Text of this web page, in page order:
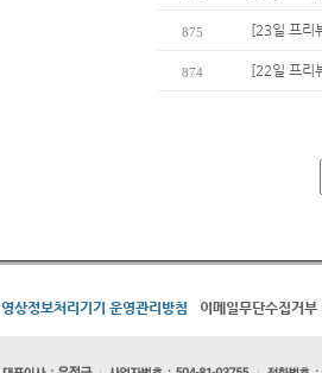
875 [23일 프리
874 [22일 프리
영상정보처리기기 운영관리방침 이메일무단수집거부